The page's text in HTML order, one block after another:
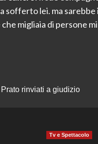
sofferto lei. ma
migliaia di persone
rinviati a giudizio
Tv e Spettacolo